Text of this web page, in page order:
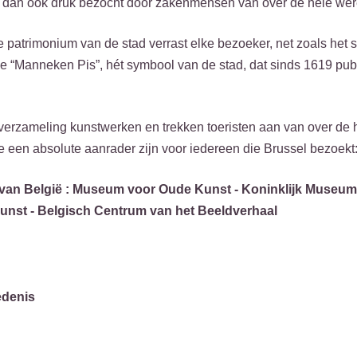
van de stad verrast elke bezoeker, net zoals het
Pis”, hét symbool van de stad, dat sinds 1619
kunstwerken en trekken toeristen aan van over de
absolute aanrader zijn voor iedereen die Brussel bezoekt:
België : Museum voor Oude Kunst - Koninklijk
- Belgisch Centrum van het Beeldverhaal